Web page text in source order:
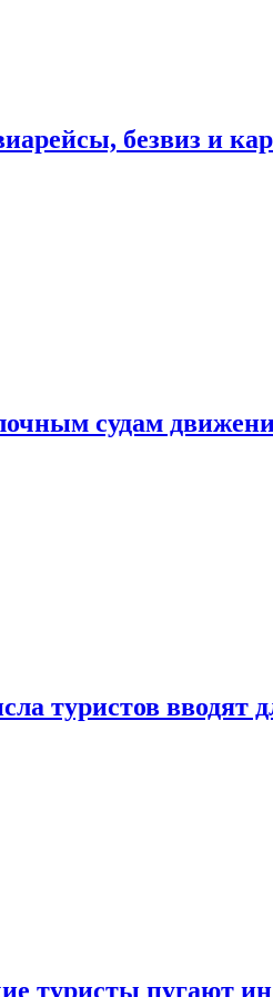
безвиз и
судам
туристов
туристы пугают